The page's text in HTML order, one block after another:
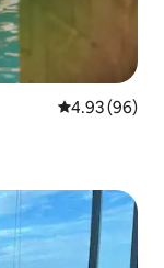
レビュー96
4.93 (96)